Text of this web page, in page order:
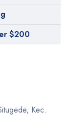
$200
Kec.